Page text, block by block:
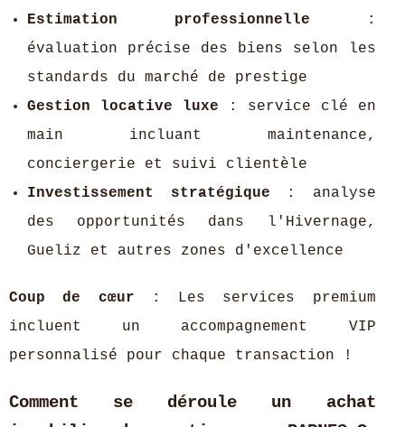
Estimation professionnelle :
évaluation précise des biens selon les
standards du marché de prestige
Gestion locative luxe : service clé en
main incluant maintenance,
conciergerie et suivi clientèle
Investissement stratégique : analyse
des opportunités dans l'Hivernage,
Gueliz et autres zones d'excellence
Coup de cœur : Les services premium
incluent un accompagnement VIP
personnalisé pour chaque transaction !
Comment se déroule un achat